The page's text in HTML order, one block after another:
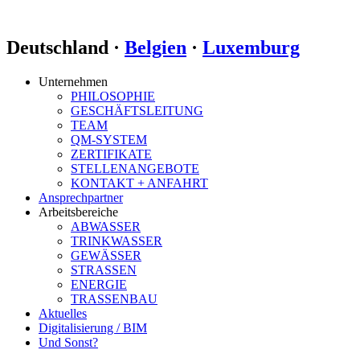
Deutschland · Belgien · Luxemburg
Unternehmen
PHILOSOPHIE
GESCHÄFTSLEITUNG
TEAM
QM-SYSTEM
ZERTIFIKATE
STELLENANGEBOTE
KONTAKT + ANFAHRT
Ansprechpartner
Arbeitsbereiche
ABWASSER
TRINKWASSER
GEWÄSSER
STRASSEN
ENERGIE
TRASSENBAU
Aktuelles
Digitalisierung / BIM
Und Sonst?